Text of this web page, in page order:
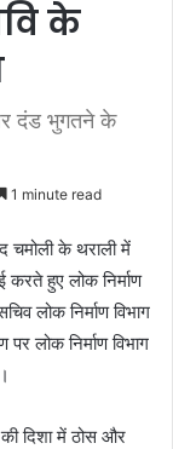
के
दंड भुगतने के
1 minute read
चमोली के थराली में
करते हुए लोक निर्माण
लोक निर्माण विभाग
लोक निर्माण विभाग
दिशा में ठोस और